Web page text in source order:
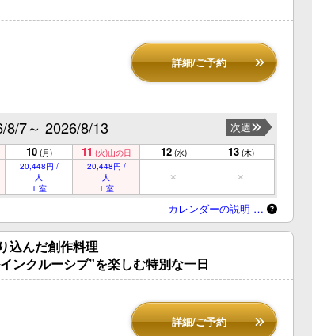
詳細/ご予約
8/7～ 2026/8/13
次週
10 (月) 11 (火)山の日 12 (水) 13 (木)
20,448円 /
人
1 室
20,448円 /
人
1 室
カレンダーの説明 …
込んだ創作料理
ブ”を楽しむ特別な一日
詳細/ご予約